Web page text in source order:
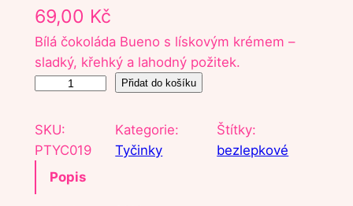
69,00 Kč
Bílá čokoláda Bueno s lískovým krémem –
sladký, křehký a lahodný požitek.
o
t
e
Přidat do košíku
SKU:
PTYC019
Kategorie:
Tyčinky
Štítky:
bezlepkové
Popis